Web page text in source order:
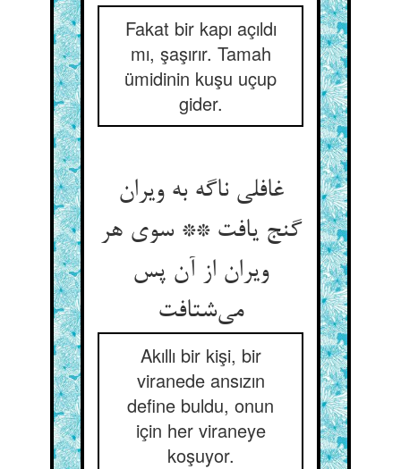
Fakat bir kapı açıldı
mı, şaşırır. Tamah
ümidinin kuşu uçup
gider.
غافلی ناگه به ویران
گنج یافت ** سوی هر
ویران از آن پس
Akıllı bir kişi, bir
viranede ansızın
define buldu, onun
için her viraneye
koşuyor.